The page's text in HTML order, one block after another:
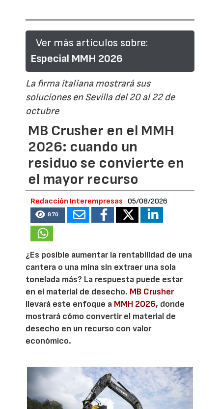
Ver más artículos sobre:
Especial MMH 2026
La firma italiana mostrará sus
soluciones en Sevilla del 20 al 22 de
octubre
MB Crusher en el MMH
2026: cuando un
residuo se convierte en
el mayor recurso
Redacción Interempresas 05/08/2026
870
¿Es posible aumentar la rentabilidad de una
cantera o una mina sin extraer una sola
tonelada más? La respuesta puede estar
en el material de desecho. MB Crusher
llevará este enfoque a MMH 2026, donde
mostrará cómo convertir el material de
desecho en un recurso con valor
económico.